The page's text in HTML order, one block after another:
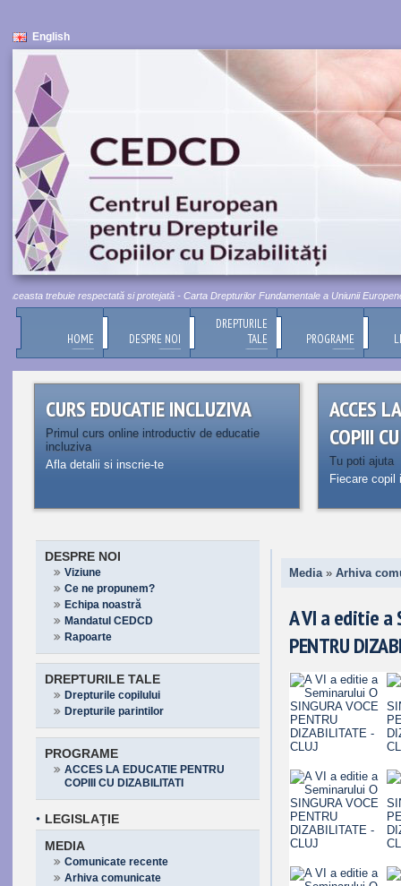
English
trebuie respectată si protejată - Carta Drepturilor Fundamentale a Uniunii Europene,
HOME DESPRE NOI
DREPTURILE
TALE
PROGRAME
CURS EDUCATIE INCLUZIVA
Primul curs online introductiv de educatie
incluziva
Afla detalii si inscrie-te
ACCES
COPIII
Tu poti ajuta
Fiecare
DESPRE NOI
Viziune
Ce ne propunem?
Echipa noastră
Mandatul CEDCD
Rapoarte
DREPTURILE TALE
Drepturile copilului
Drepturile parintilor
PROGRAME
ACCES LA EDUCATIE PENTRU
COPIII CU DIZABILITATI
LEGISLAŢIE
MEDIA
Comunicate recente
Arhiva comunicate
Media» Arhiva
A VI a editie a
PENTRU